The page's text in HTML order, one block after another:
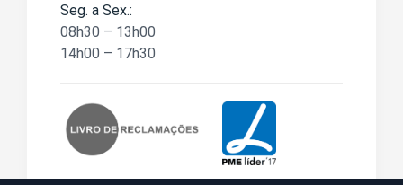
Seg. a Sex.:
08h30 – 13h00
14h00 – 17h30